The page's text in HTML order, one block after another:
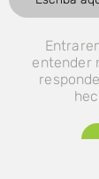
entender